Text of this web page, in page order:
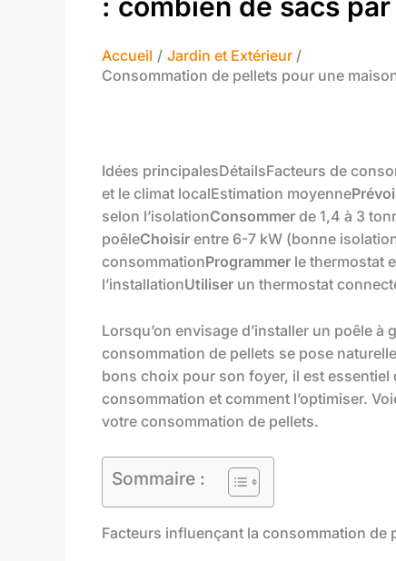
Accueil
Jardin et Extérieur
Consommation de pellets pour une
Idées principalesDétailsFacteurs de
et le climat localEstimation moyenne
selon l’isolationConsommer de 1,4 à 3
poêleChoisir entre 6-7 kW (bonne
consommationProgrammer le thermostat
l’installationUtiliser un thermostat
Lorsqu’on envisage d’installer un poêle à
consommation de pellets se pose
bons choix pour son foyer, il est
consommation et comment l’optimiser.
votre consommation de pellets.
Sommaire :
Facteurs influençant la consommation de